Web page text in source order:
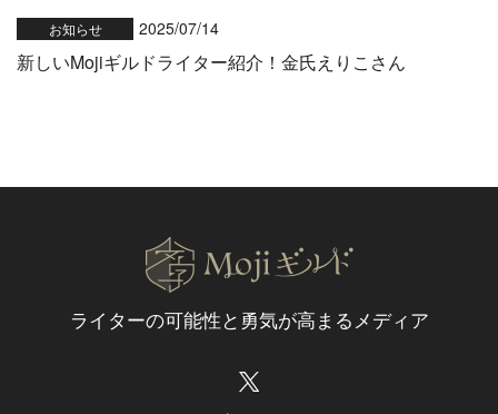
お知らせ 2025/07/14
新しいMojiギルドライター紹介！金氏えりこさん
ライターの可能性と 勇気が高まるメディア